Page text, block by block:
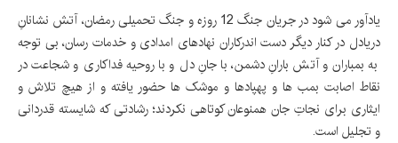
یادآور می شود در جریان جنگ 12 روزه و جنگ تحمیلی رمضان، آتش نشانانِ
دریادل در کنار دیگر دست اندرکاران نهادهای امدادی و خدمات رسان، بی توجه
به بمباران و آتش بارانِ دشمن، با جانِ دل و با روحیه فداکاری و شجاعت در
نقاط اصابت بمب ها و پهپادها و موشک ها حضور یافته و از هیچ تلاش و
ایثاری برای نجاتِ جان همنوعان کوتاهی نکردند؛ رشادتی که شایسته قدردانی
و تجلیل است.